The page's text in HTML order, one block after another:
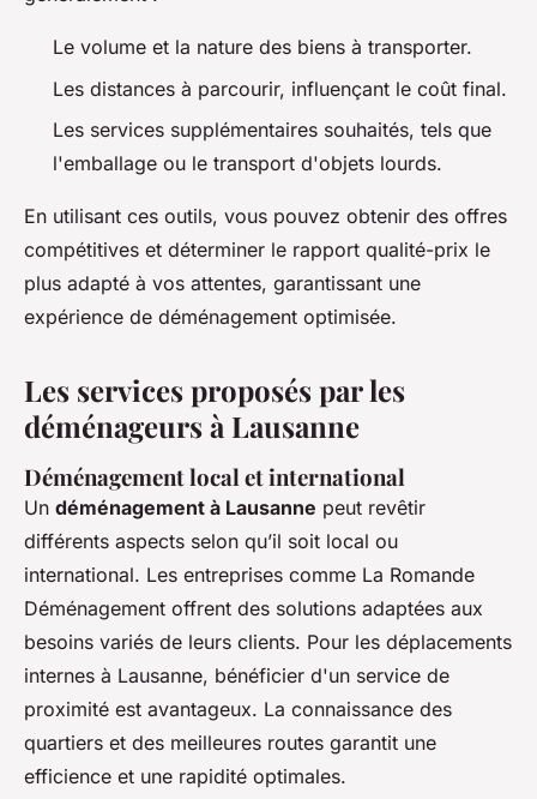
Le volume et la nature des biens à transporter.
Les distances à parcourir, influençant le coût final.
Les services supplémentaires souhaités, tels que
l'emballage ou le transport d'objets lourds.
En utilisant ces outils, vous pouvez obtenir des offres
compétitives et déterminer le rapport qualité-prix le
plus adapté à vos attentes, garantissant une
expérience de déménagement optimisée.
Les services proposés par les
déménageurs à Lausanne
Déménagement local et international
Un déménagement à Lausanne peut revêtir
différents aspects selon qu’il soit local ou
international. Les entreprises comme La Romande
Déménagement offrent des solutions adaptées aux
besoins variés de leurs clients. Pour les déplacements
internes à Lausanne, bénéficier d'un service de
proximité est avantageux. La connaissance des
quartiers et des meilleures routes garantit une
efficience et une rapidité optimales.